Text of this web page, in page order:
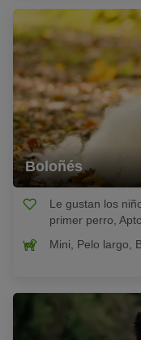
Boloñés
Le gustan los
primer perro,
Mini, Pelo largo,